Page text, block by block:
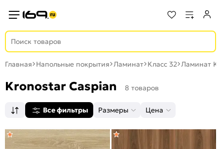
Главная Напольные покрытия Ламинат Класс 32 Ламинат
Kronostar Caspian 8 товаров
Все фильтры Размеры Цена